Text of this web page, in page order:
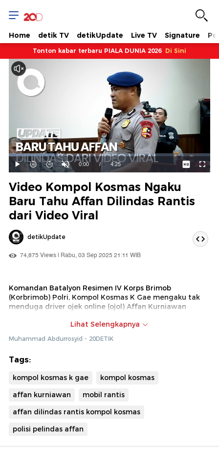
Home detik TV detikUpdate Live TV Signature
Tonton kabar terbaru PIALA DUNIA 2026 Di Sini
Mainkan
Suara
Hidup
Waktu
ini
0:00 / Durasi
4:25
Dimuat:
22.62%
Video Kompol Kosmas Ngaku
Baru Tahu Affan Dilindas Rantis
dari Video Viral
detikUpdate
74,875 Views | Rabu, 03 Sep 2025 21:11 WIB
Komandan Batalyon Resimen IV Korps Brimob
(Korbrimob) Polri, Kompol Kosmas K Gae mengaku tak
menduga driver ojek online (ojol) Affan Kurniawan
Jakarta, beberapa waktu lalu. Kosmas mengaku baru
mengetahui Affan dilindas rantis yang ditungganginya
dari video viral di media sosial.
Lihat Selengkapnya
Muhammad Abdurrosyid - 20DETIK
Tags:
kompol kosmas k gae
kompol kosmas
affan kurniawan
mobil rantis
affan dilindas rantis kompol kosmas
polisi pelindas affan